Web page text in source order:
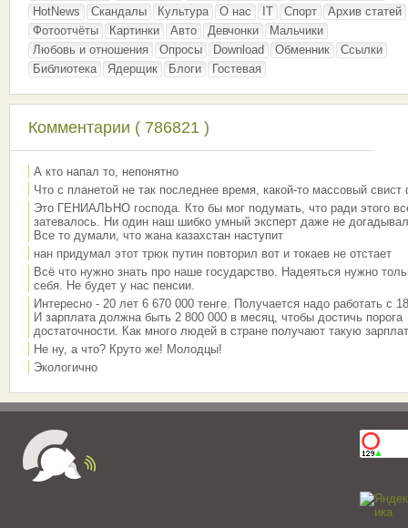
HotNews
Скандалы Культура О нас IT Спорт
Архив статей
Фотоотчёты
Картинки Авто Девчонки
Мальчики
Любовь и отношения
Опросы Download Обменник
Ссылки
Библиотека
Ядерщик Блоги Гостевая
Комментарии ( 786821 )
А кто напал то, непонятно
Что с планетой не так последнее время, какой-то массовый свист
Это ГЕНИАЛЬНО господа. Кто бы мог подумать, что ради этого
затевалось. Ни один наш шибко умный эксперт даже не
Все то думали, что жана казахстан наступит
нан придумал этот трюк путин повторил вот и токаев не отстает
Всё что нужно знать про наше государство. Надеяться нужно
себя. Не будет у нас пенсии.
Интересно - 20 лет 6 670 000 тенге. Получается надо работать с
И зарплата должна быть 2 800 000 в месяц, чтобы достичь порога
достаточности. Как много людей в стране получают такую
Не ну, а что? Круто же! Молодцы!
Экологично